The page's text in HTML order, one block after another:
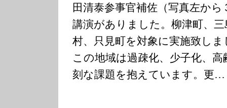
田清泰参事官補佐（写真左か
講演がありました。柳津町、
村、只見町を対象に実施致しま
この地域は過疎化、少子化、
刻な課題を抱えています。更…